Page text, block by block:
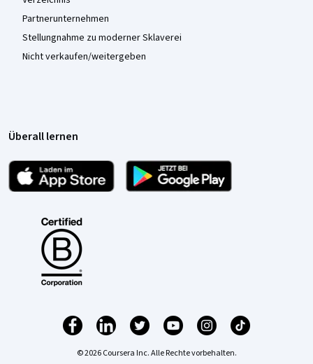
Partnerunternehmen
Stellungnahme zu moderner Sklaverei
Nicht verkaufen/weitergeben
Überall lernen
© 2026 Coursera Inc. Alle Rechte vorbehalten.